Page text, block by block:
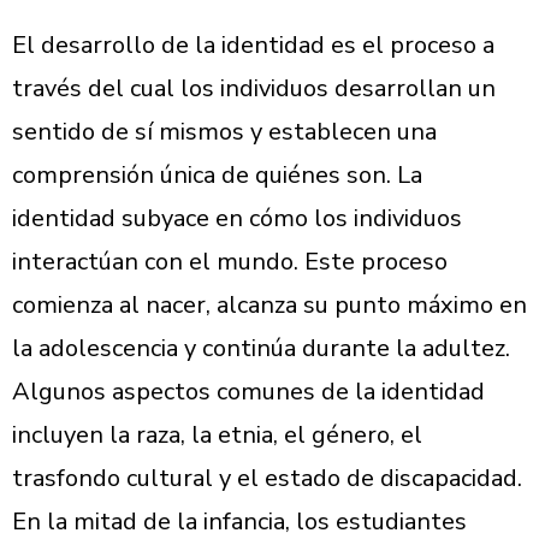
El desarrollo de la identidad es el proceso a
través del cual los individuos desarrollan un
sentido de sí mismos y establecen una
comprensión única de quiénes son. La
identidad subyace en cómo los individuos
interactúan con el mundo. Este proceso
comienza al nacer, alcanza su punto máximo en
la adolescencia y continúa durante la adultez.
Algunos aspectos comunes de la identidad
incluyen la raza, la etnia, el género, el
trasfondo cultural y el estado de discapacidad.
En la mitad de la infancia, los estudiantes